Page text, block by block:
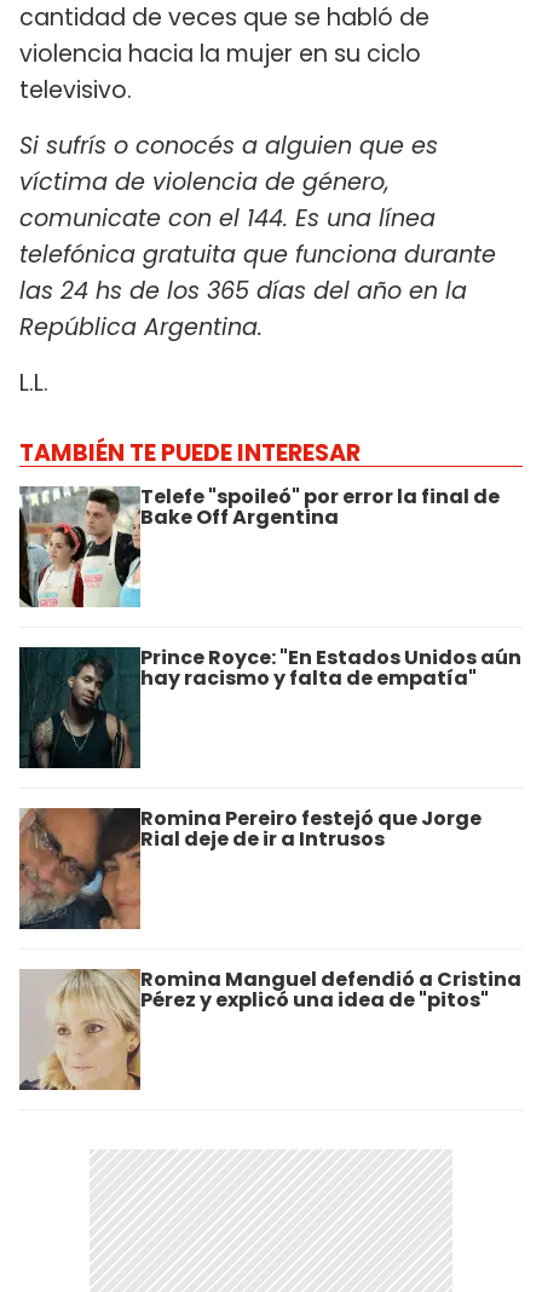
cantidad de veces que se habló de
violencia hacia la mujer en su ciclo
televisivo.
Si sufrís o conocés a alguien que es
víctima de violencia de género,
comunicate con el 144. Es una línea
telefónica gratuita que funciona durante
las 24 hs de los 365 días del año en la
República Argentina.
L.L.
TAMBIÉN TE PUEDE INTERESAR
Telefe "spoileó" por error la final de
Bake Off Argentina
Prince Royce: "En Estados Unidos aún
hay racismo y falta de empatía"
Romina Pereiro festejó que Jorge
Rial deje de ir a Intrusos
Romina Manguel defendió a Cristina
Pérez y explicó una idea de "pitos"